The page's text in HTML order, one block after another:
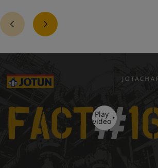
Play
video